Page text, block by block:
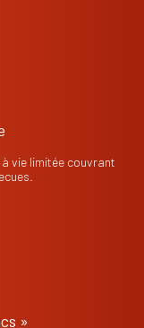
vie limitée couvrant
»